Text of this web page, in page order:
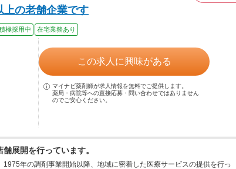
上の老舗企業です
極採用中 在宅業務あり
この求人に興味がある
マイナビ薬剤師が求人情報を無料でご提供します。
薬局・病院等への直接応募・問い合わせではありません
のでご安心ください。
展開を行っています。
年の調剤事業開始以降、地域に密着した医療サービスの提供を行っ